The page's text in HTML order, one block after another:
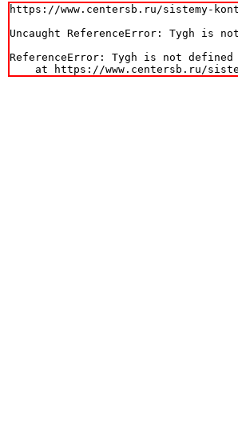
https://www.centersb.ru/sistemy-
Uncaught ReferenceError: Tygh is
ReferenceError: Tygh is not defined
at https://www.centersb.ru/